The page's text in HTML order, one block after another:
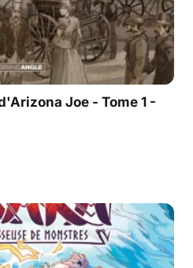
Joe - Tome 1 -